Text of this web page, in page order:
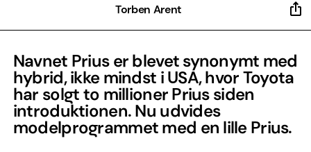
Torben Arent
Navnet Prius er blevet synonymt med
hybrid, ikke mindst i USA, hvor Toyota
har solgt to millioner Prius siden
introduktionen. Nu udvides
modelprogrammet med en lille Prius.